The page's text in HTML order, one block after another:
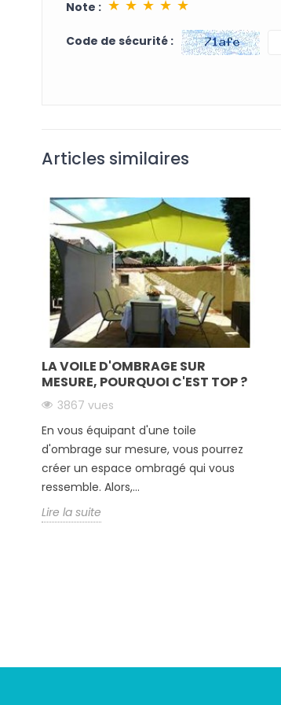
Note : ★ ★ ★ ★ ★
Code de sécurité :
Articles similaires
LA VOILE D'OMBRAGE SUR
MESURE, POURQUOI C'EST TOP ?
3867 vues
En vous équipant d'une toile
d'ombrage sur mesure, vous pourrez
créer un espace ombragé qui vous
ressemble. Alors,...
Lire la suite